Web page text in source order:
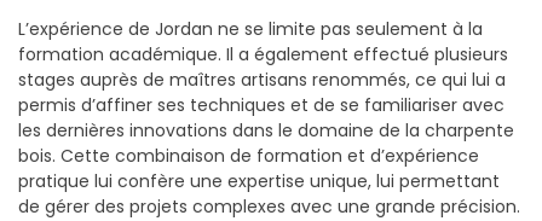
L’expérience de Jordan ne se limite pas seulement à la
formation académique. Il a également effectué plusieurs
stages auprès de maîtres artisans renommés, ce qui lui a
permis d’affiner ses techniques et de se familiariser avec
les dernières innovations dans le domaine de la charpente
bois. Cette combinaison de formation et d’expérience
pratique lui confère une expertise unique, lui permettant
de gérer des projets complexes avec une grande précision.